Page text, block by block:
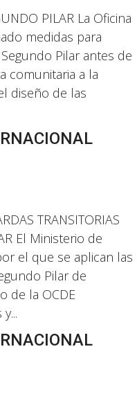
PILAR La Oficina
medidas para
Pilar antes de
comunitaria a la
diseño de las
TRANSITORIAS
El Ministerio de
el que se aplican las
Pilar de
de la OCDE